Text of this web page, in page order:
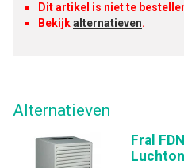
Dit artikel is niet te
Bekijkalternatieven.
Alternatieven
Fral